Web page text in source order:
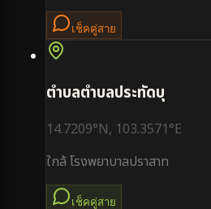
เช็คคู่สาย
ตำบลตำบลประทัดบุ
14.7209°N, 103.3571°E
ใกล้โรงพยาบาลปราสาท
เช็คคู่สาย